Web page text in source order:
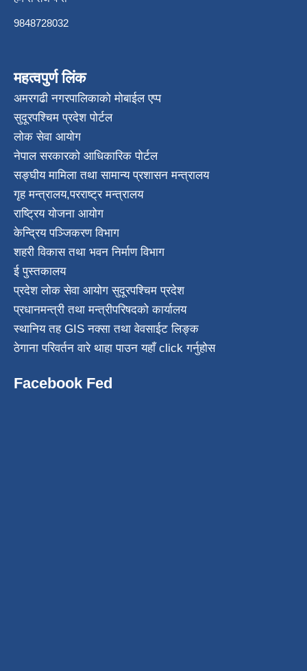
9848728032
महत्वपुर्ण लिंक
अमरगढी नगरपालिकाको मोबाईल एप्प
सुदूरपश्चिम प्रदेश पोर्टल
लोक सेवा आयोग
नेपाल सरकारको आधिकारिक पोर्टल
सङ्घीय मामिला तथा सामान्य प्रशासन मन्त्रालय
गृह मन्त्रालय,परराष्ट्र मन्त्रालय
राष्ट्रिय योजना आयोग
केन्द्रिय पञ्जिकरण विभाग
शहरी विकास तथा भवन निर्माण विभाग
ई पुस्तकालय
प्रदेश लोक सेवा आयोग सुदूरपश्चिम प्रदेश
प्रधानमन्त्री तथा मन्त्रीपरिषदको कार्यालय
स्थानिय तह GIS नक्सा तथा वेवसाईट लिङ्क
ठेगाना परिवर्तन वारे थाहा पाउन यहाँ click गर्नुहोस
Facebook Fed